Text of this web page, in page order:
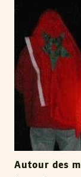
Autour des